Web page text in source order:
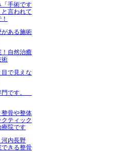
「手術です
言われて
がある施術
！自然治癒
術
で見えな
門です。
骨や整体
ティック
療院です
河内長野
きる整骨